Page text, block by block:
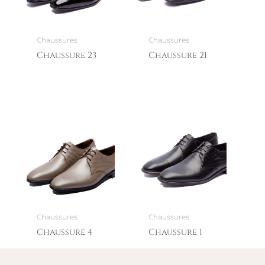
Chaussures
Chaussure 23
Chaussures
Chaussure 21
Chaussures
Chaussure 4
Chaussures
Chaussure 1